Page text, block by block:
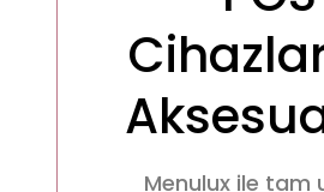
Menulux ile tam